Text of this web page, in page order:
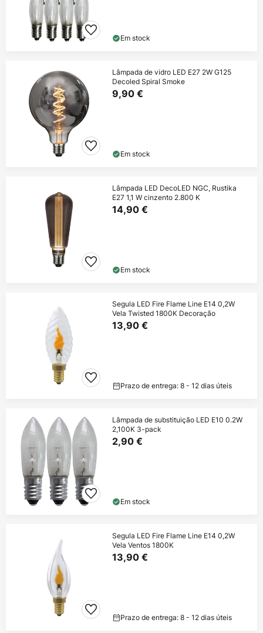
Em stock
Lâmpada de vidro LED E27 2W G125
Decoled Spiral Smoke
9,90 €
Em stock
Lâmpada LED DecoLED NGC, Rustika
E27 1,1 W cinzento 2.800 K
14,90 €
Em stock
Segula LED Fire Flame Line E14 0,2W
Vela Twisted 1800K Decoração
13,90 €
Prazo de entrega: 8 - 12 dias úteis
Lâmpada de substituição LED E10 0.2W
2,100K 3-pack
2,90 €
Em stock
Segula LED Fire Flame Line E14 0,2W
Vela Ventos 1800K
13,90 €
Prazo de entrega: 8 - 12 dias úteis